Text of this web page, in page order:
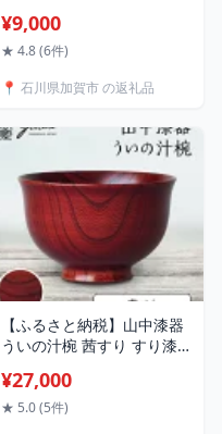
り寿司 いなり寿司 おいな
りさん いなりずし グルメ
興支援 F6P-1051var
¥9,000
★ 4.8 (6件)
📍 石川県加賀市 の返礼品
【ふるさと納税】山中漆器
ういの汁椀 茜すり すり漆
お椀 漆塗り 漆器 伝統工芸
工芸品 国産 テーブルウェ
¥27,000
★ 5.0 (5件)